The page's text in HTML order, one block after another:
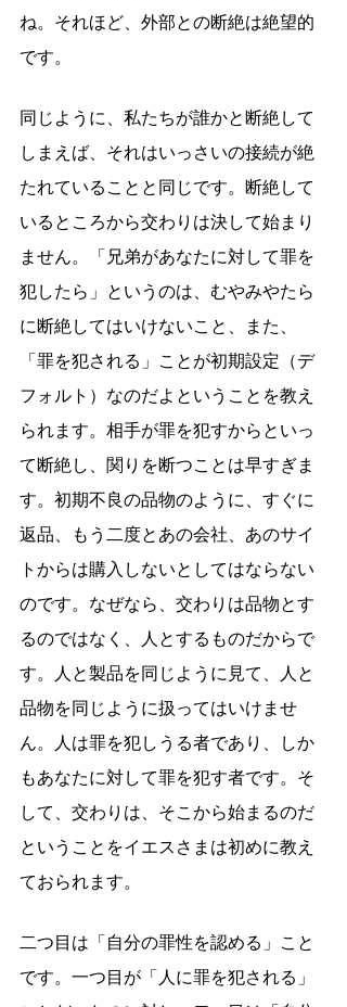
ね。それほど、外部との断絶は絶望的
です。
同じように、私たちが誰かと断絶して
しまえば、それはいっさいの接続が絶
たれていることと同じです。断絶して
いるところから交わりは決して始まり
ません。「兄弟があなたに対して罪を
犯したら」というのは、むやみやたら
に断絶してはいけないこと、また、
「罪を犯される」ことが初期設定（デ
フォルト）なのだよということを教え
られます。相手が罪を犯すからといっ
て断絶し、関りを断つことは早すぎま
す。初期不良の品物のように、すぐに
返品、もう二度とあの会社、あのサイ
トからは購入しないとしてはならない
のです。なぜなら、交わりは品物とす
るのではなく、人とするものだからで
す。人と製品を同じように見て、人と
品物を同じように扱ってはいけませ
ん。人は罪を犯しうる者であり、しか
もあなたに対して罪を犯す者です。そ
して、交わりは、そこから始まるのだ
ということをイエスさまは初めに教え
ておられます。
二つ目は「自分の罪性を認める」こと
です。一つ目が「人に罪を犯される」